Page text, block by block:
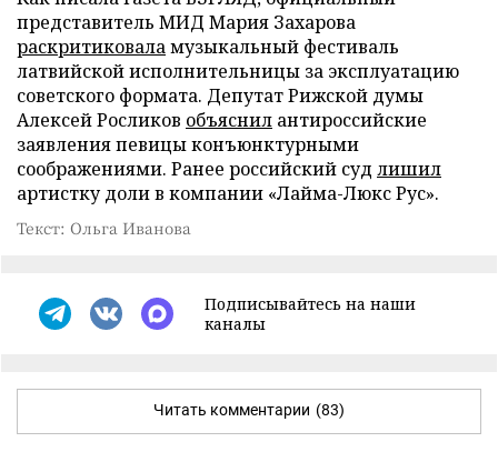
представитель МИД Мария Захарова
раскритиковаламузыкальный фестиваль
латвийской исполнительницы за эксплуатацию
советского формата. Депутат Рижской думы
Алексей Росликов объяснил антироссийские
заявления певицы конъюнктурными
соображениями. Ранее российский суд лишил
артистку доли в компании «Лайма-Люкс Рус».
Текст: Ольга Иванова
Подписывайтесь на наши
каналы
Читать комментарии (83)